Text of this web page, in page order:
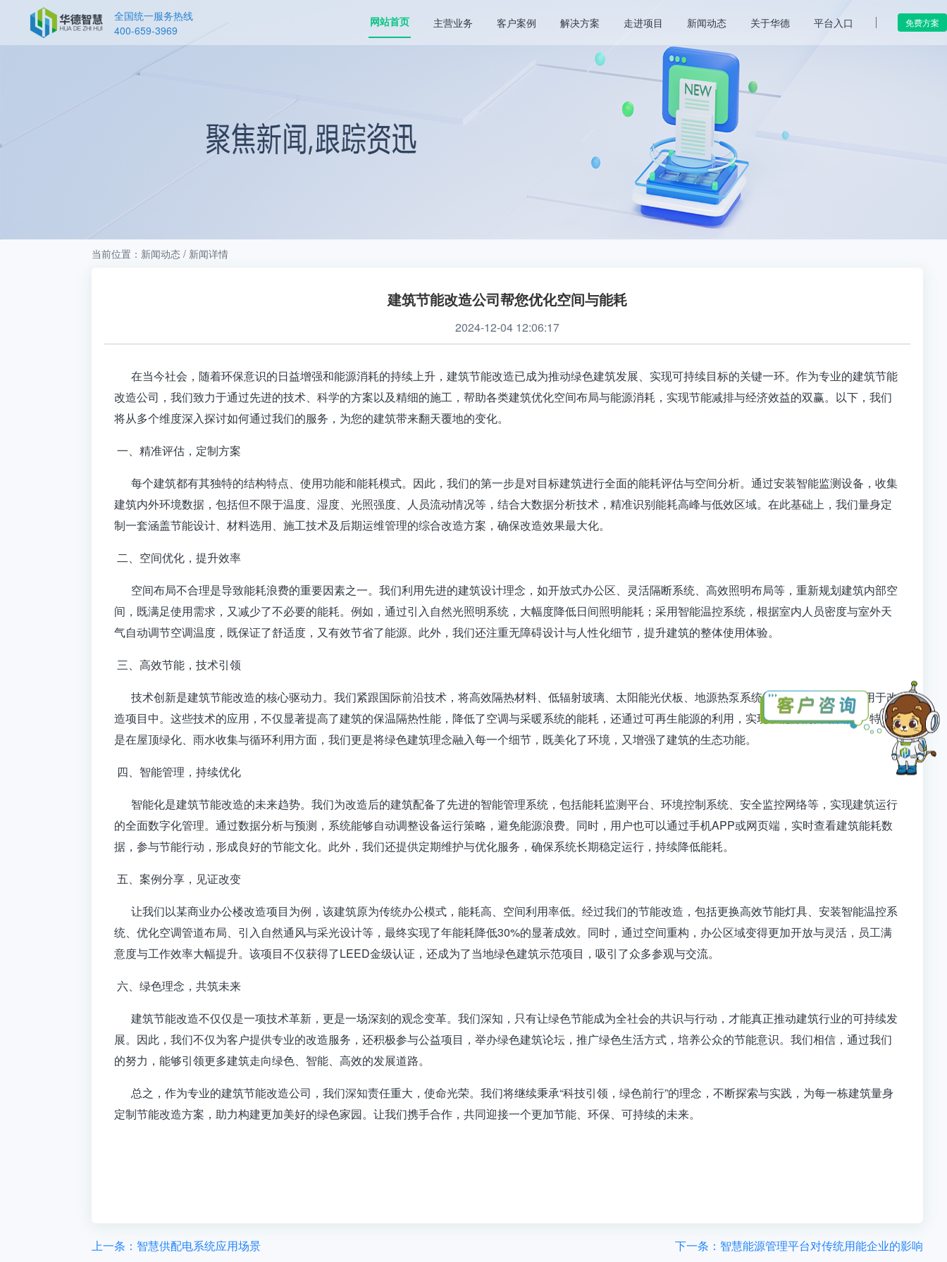
全国统一服务热线
400-659-3969
网站首页 主营业务 客户案例 解决方案 走进项目 新闻动态 关于华德 平台入口 免费方案
当前位置：新闻动态 / 新闻详情
建筑节能改造公司帮您优化空间与能耗
2024-12-04 12:06:17
在当今社会，随着环保意识的日益增强和能源消耗的持续上升，建筑节能改造已成为推动绿色建筑发展、实现可持续目标的关键一环。作为专业的建筑节能
改造公司，我们致力于通过先进的技术、科学的方案以及精细的施工，帮助各类建筑优化空间布局与能源消耗，实现节能减排与经济效益的双赢。以下，我们
将从多个维度深入探讨如何通过我们的服务，为您的建筑带来翻天覆地的变化。
一、精准评估，定制方案
每个建筑都有其独特的结构特点、使用功能和能耗模式。因此，我们的第一步是对目标建筑进行全面的能耗评估与空间分析。通过安装智能监测设备，收集
建筑内外环境数据，包括但不限于温度、湿度、光照强度、人员流动情况等，结合大数据分析技术，精准识别能耗高峰与低效区域。在此基础上，我们量身定
制一套涵盖节能设计、材料选用、施工技术及后期运维管理的综合改造方案，确保改造效果最大化。
二、空间优化，提升效率
空间布局不合理是导致能耗浪费的重要因素之一。我们利用先进的建筑设计理念，如开放式办公区、灵活隔断系统、高效照明布局等，重新规划建筑内部空
间，既满足使用需求，又减少了不必要的能耗。例如，通过引入自然光照明系统，大幅度降低日间照明能耗；采用智能温控系统，根据室内人员密度与室外天
气自动调节空调温度，既保证了舒适度，又有效节省了能源。此外，我们还注重无障碍设计与人性化细节，提升建筑的整体使用体验。
三、高效节能，技术引领
技术创新是建筑节能改造的核心驱动力。我们紧跟国际前沿技术，将高效隔热材料、低辐射玻璃、太阳能光伏板、地源热泵系统等先进材料与技术应用于改
造项目中。这些技术的应用，不仅显著提高了建筑的保温隔热性能，降低了空调与采暖系统的能耗，还通过可再生能源的利用，实现了能源的自给自足。特别
是在屋顶绿化、雨水收集与循环利用方面，我们更是将绿色建筑理念融入每一个细节，既美化了环境，又增强了建筑的生态功能。
四、智能管理，持续优化
智能化是建筑节能改造的未来趋势。我们为改造后的建筑配备了先进的智能管理系统，包括能耗监测平台、环境控制系统、安全监控网络等，实现建筑运行
的全面数字化管理。通过数据分析与预测，系统能够自动调整设备运行策略，避免能源浪费。同时，用户也可以通过手机APP或网页端，实时查看建筑能耗数
据，参与节能行动，形成良好的节能文化。此外，我们还提供定期维护与优化服务，确保系统长期稳定运行，持续降低能耗。
五、案例分享，见证改变
让我们以某商业办公楼改造项目为例，该建筑原为传统办公模式，能耗高、空间利用率低。经过我们的节能改造，包括更换高效节能灯具、安装智能温控系
统、优化空调管道布局、引入自然通风与采光设计等，最终实现了年能耗降低30%的显著成效。同时，通过空间重构，办公区域变得更加开放与灵活，员工满
意度与工作效率大幅提升。该项目不仅获得了LEED金级认证，还成为了当地绿色建筑示范项目，吸引了众多参观与交流。
六、绿色理念，共筑未来
建筑节能改造不仅仅是一项技术革新，更是一场深刻的观念变革。我们深知，只有让绿色节能成为全社会的共识与行动，才能真正推动建筑行业的可持续发
展。因此，我们不仅为客户提供专业的改造服务，还积极参与公益项目，举办绿色建筑论坛，推广绿色生活方式，培养公众的节能意识。我们相信，通过我们
的努力，能够引领更多建筑走向绿色、智能、高效的发展道路。
总之，作为专业的建筑节能改造公司，我们深知责任重大，使命光荣。我们将继续秉承“科技引领，绿色前行”的理念，不断探索与实践，为每一栋建筑量身
定制节能改造方案，助力构建更加美好的绿色家园。让我们携手合作，共同迎接一个更加节能、环保、可持续的未来。
上一条：智慧供配电系统应用场景 下一条：智慧能源管理平台对传统用能企业的影响